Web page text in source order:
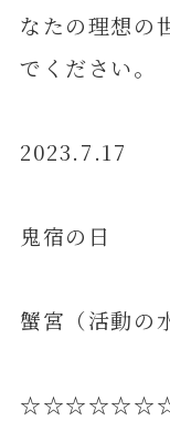
なたの理想の
でください。
2023.7.17
鬼宿の日
蟹宮（活動の